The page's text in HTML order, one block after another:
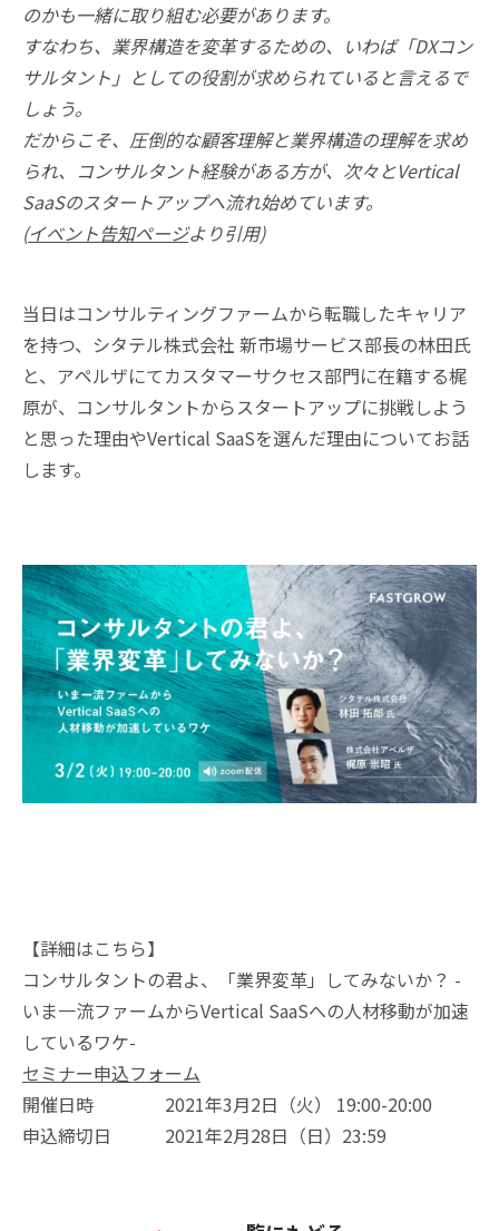
のかも一緒に取り組む必要があります。
すなわち、業界構造を変革するための、いわば「DXコン
サルタント」としての役割が求められていると言えるで
しょう。
だからこそ、圧倒的な顧客理解と業界構造の理解を求め
られ、コンサルタント経験がある方が、次々とVertical
SaaSのスタートアップへ流れ始めています。
(イベント告知ページより引用)
当日はコンサルティングファームから転職したキャリア
を持つ、シタテル株式会社 新市場サービス部長の林田氏
と、アペルザにてカスタマーサクセス部門に在籍する梶
原が、コンサルタントからスタートアップに挑戦しよう
と思った理由やVertical SaaSを選んだ理由についてお話
します。
【詳細はこちら】
コンサルタントの君よ、「業界変革」してみないか？ -
いま一流ファームからVertical SaaSへの人材移動が加速
しているワケ-
セミナー申込フォーム
開催日時 2021年3月2日（火） 19:00-20:00
申込締切日 2021年2月28日（日）23:59